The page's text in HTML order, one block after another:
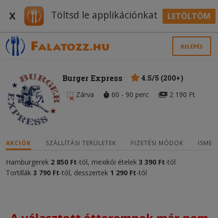
X Töltsd le applikációnkat LETÖLTÖM
BELÉPÉS
Burger Express
4.5/5 (200+)
Zárva
60 - 90 perc 2 190 Ft
AKCIÓK SZÁLLÍTÁSI TERÜLETEK FIZETÉSI MÓDOK
Hamburgerek 2 850 Ft-tól, mexikói ételek 3 390 Ft-tól
Tortillák 3 790 Ft-tól, desszertek 1 290 Ft-tól